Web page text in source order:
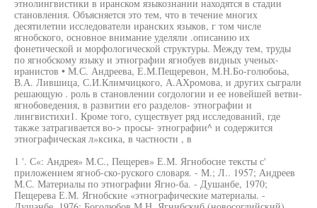
этнолингвистики в иранском языкознании находятся в стадии
становления. Объясняется это тем, что в течение многих
десятилетии исследователи иранских языков, г том числе
ягнобского, основное внимание уделяли .описанию их
фонетической и морфологической структуры. Между тем, труды
по ягнобскому языку и этнографии ягнобуев видных ученых-
иранистов • М.С. Андреева, Е.М.Пещеревон, М.Н.Бо-голюбоьа,
В.А. Лившица, С.И.Климчицкого, А.АХромова, и других сыграли
решающую . роль в становлении согдологии и ее новейшей ветви-
ягнобоведения, в развитии его разделов- этнографии и
лингвистихи1. Кроме того, существует ряд исследований, где
также затрагивается во-> просы- этнографии^ и содержится
этнографическая л»ксика, в частности , в
1 '. С«: Андрея» М.С., Пещерев» Е.М. Ягнобосие тексты с'
приложением ягноб-ско-руского словаря. - М.; Л.. 1957; Андреев
М.С. Материалы по этнографии Ягно-ба. - Душанбе, 1970;
Пещерева Е.М. Ягнобские «этнографические материалы. -